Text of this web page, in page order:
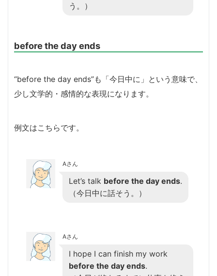
う。）
before the day ends
“before the day ends”も「今日中に」という意味で、
少し文学的・感情的な表現になります。
例文はこちらです。
Aさん
Let’s talk before the day ends.
（今日中に話そう。）
Aさん
I hope I can finish my work
before the day ends.